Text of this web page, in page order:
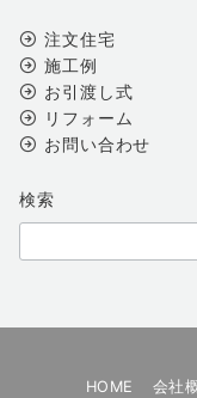
注文住宅
施工例
お引渡し式
リフォーム
お問い合わせ
検索
HOME 会社